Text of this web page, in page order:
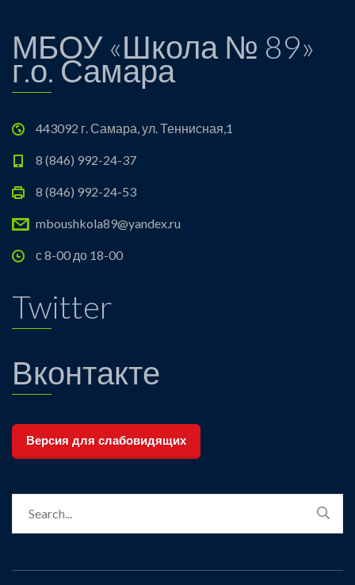
МБОУ «Школа № 89»
г.о. Самара
443092 г. Самара, ул. Теннисная,1
8 (846) 992-24-37
8 (846) 992-24-53
mboushkola89@yandex.ru
с 8-00 до 18-00
Twitter
Вконтакте
Версия для слабовидящих